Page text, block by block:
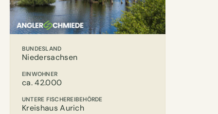
BUNDESLAND
Niedersachsen
EINWOHNER
ca. 42.000
UNTERE FISCHEREIBEHÖRDE
Kreishaus Aurich